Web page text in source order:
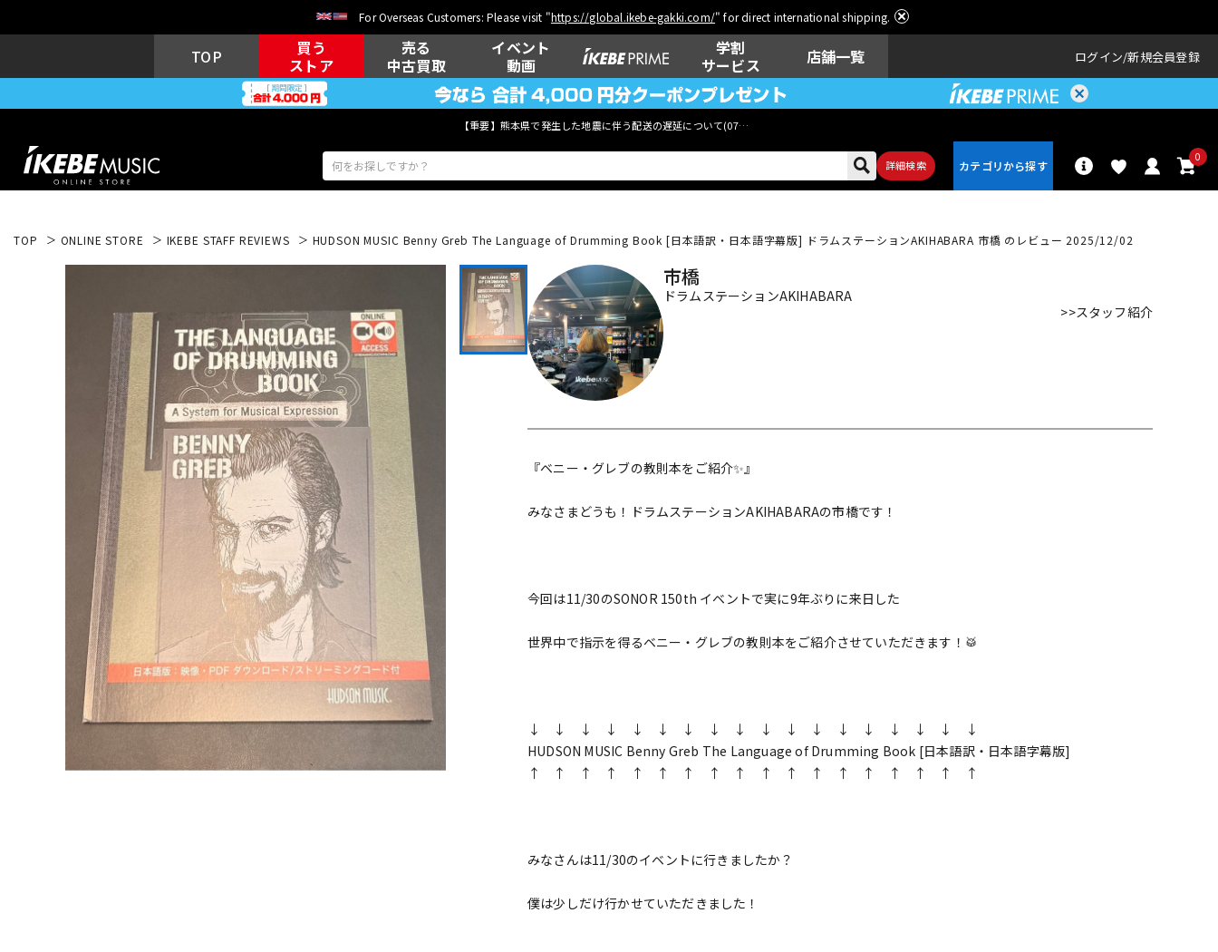
For Overseas Customers: Please visit "https://global.ikebe-gakki.com/" for direct international shipping.
TOP
買う
ストア
売る
中古買取
イベント
動画
学割
サービス
店舗一覧 ログイン 新規会員登録
【重要】熊本県で発生した地震に伴う配送の遅延について(07月29日
詳細検索
0
エレキギター アコギ/エレ
アコ ベース パーカッショ
キーボード 電子ピアノ 管楽器
DJ機器 DTM イン納品 グ機器 機器 リ
中古 ヴィンテージ
TOP ONLINE STORE IKEBE STAFF REVIEWS HUDSON MUSIC Benny Greb The Language of Drumming Book [日本語訳・日本語字幕版] ドラムステーションAKIHABARA 市橋 のレビュー 2025/12/02
市橋
ドラムステーションAKIHABARA
>>スタッフ紹介
『ベニー・グレブの教則本をご紹介✨』
みなさまどうも！ドラムステーションAKIHABARAの市橋です！
今回は11/30のSONOR 150th イベントで実に9年ぶりに来日した
世界中で指示を得るベニー・グレブの教則本をご紹介させていただきます！🥁
↓ ↓ ↓ ↓ ↓ ↓ ↓ ↓ ↓ ↓ ↓ ↓ ↓ ↓ ↓ ↓ ↓ ↓
HUDSON MUSIC Benny Greb The Language of Drumming Book [日本語訳・日本語字幕版]
↑ ↑ ↑ ↑ ↑ ↑ ↑ ↑ ↑ ↑ ↑ ↑ ↑ ↑ ↑ ↑ ↑ ↑
みなさんは11/30のイベントに行きましたか？
僕は少しだけ行かせていただきました！